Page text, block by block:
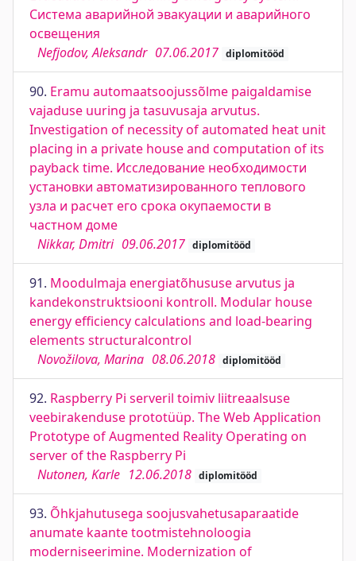
Система аварийной эвакуации и аварийного
освещения
Nefjodov, Aleksandr 07.06.2017 diplomitööd
90. Eramu automaatsoojussõlme paigaldamise
vajaduse uuring ja tasuvusaja arvutus.
Investigation of necessity of automated heat unit
placing in a private house and computation of its
payback time. Исследование необходимости
установки автоматизированного теплового
узла и расчет его срока окупаемости в
частном доме
Nikkar, Dmitri 09.06.2017 diplomitööd
91. Moodulmaja energiatõhususe arvutus ja
kandekonstruktsiooni kontroll. Modular house
energy efficiency calculations and load-bearing
elements structuralcontrol
Novožilova, Marina 08.06.2018 diplomitööd
92. Raspberry Pi serveril toimiv liitreaalsuse
veebirakenduse prototüüp. The Web Application
Prototype of Augmented Reality Operating on
server of the Raspberry Pi
Nutonen, Karle 12.06.2018 diplomitööd
93. Õhkjahutusega soojusvahetusaparaatide
anumate kaante tootmistehnoloogia
moderniseerimine. Modernization of